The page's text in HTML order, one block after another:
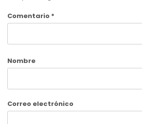
Comentario *
Nombre
Correo electrónico